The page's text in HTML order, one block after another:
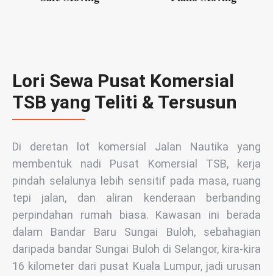
Lori Sewa Pusat Komersial
TSB yang Teliti & Tersusun
Di deretan lot komersial Jalan Nautika yang
membentuk nadi Pusat Komersial TSB, kerja
pindah selalunya lebih sensitif pada masa, ruang
tepi jalan, dan aliran kenderaan berbanding
perpindahan rumah biasa. Kawasan ini berada
dalam Bandar Baru Sungai Buloh, sebahagian
daripada bandar Sungai Buloh di Selangor, kira-kira
16 kilometer dari pusat Kuala Lumpur, jadi urusan